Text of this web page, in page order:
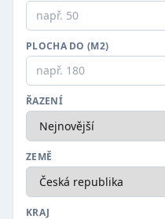
PLOCHA DO (M2)
ŘAZENÍ
ZEMĚ
KRAJ